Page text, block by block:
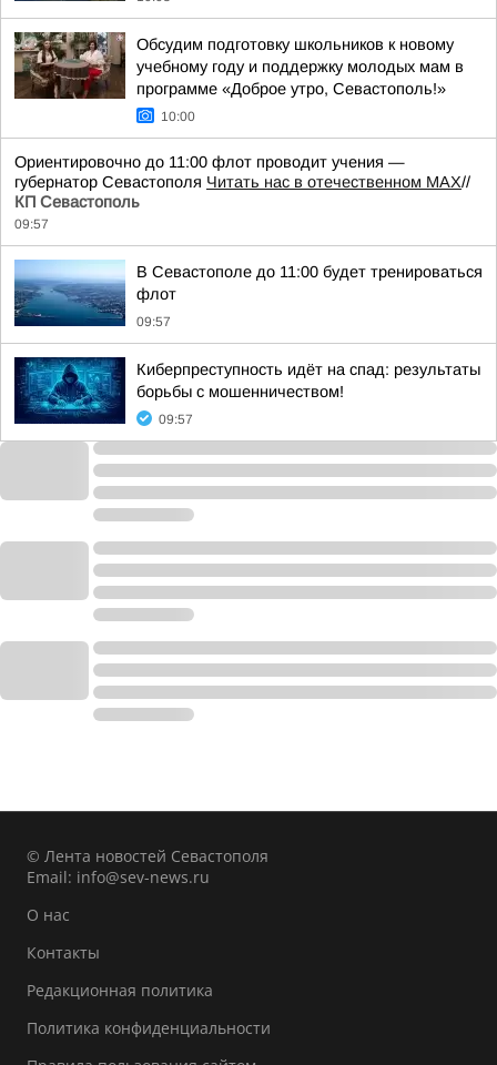
Обсудим подготовку школьников к новому
учебному году и поддержку молодых мам в
программе «Доброе утро, Севастополь!»
10:00
Ориентировочно до 11:00 флот проводит учения —
губернатор Севастополя Читать нас в отечественном MAX//
КП Севастополь
09:57
В Севастополе до 11:00 будет тренироваться
флот
09:57
Киберпреступность идёт на спад: результаты
борьбы с мошенничеством!
09:57
© Лента новостей Севастополя
Email: info@sev-news.ru
О нас
Контакты
Редакционная политика
Политика конфиденциальности